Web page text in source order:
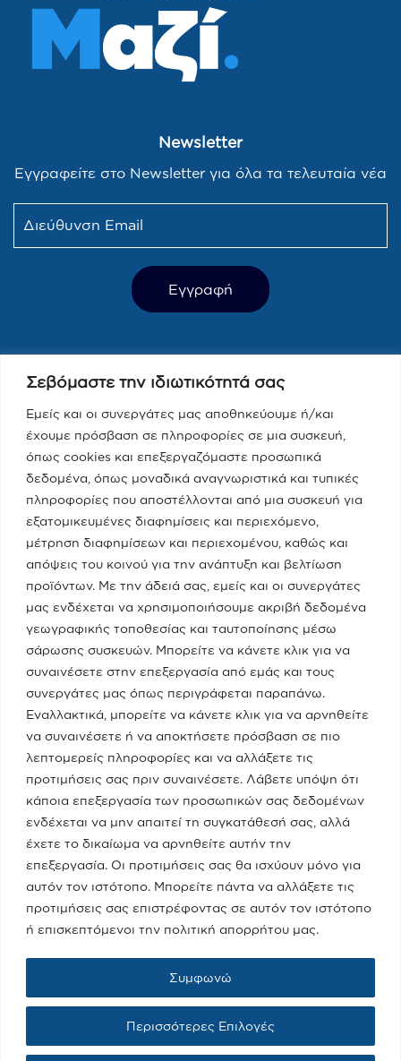
Σεβόμαστε την ιδιωτικότητά σας
Εμείς και οι συνεργάτες μας αποθηκεύουμε ή/και
έχουμε πρόσβαση σε πληροφορίες σε μια συσκευή,
όπως cookies και επεξεργαζόμαστε προσωπικά
δεδομένα, όπως μοναδικά αναγνωριστικά και τυπικές
πληροφορίες που αποστέλλονται από μια συσκευή για
εξατομικευμένες διαφημίσεις και περιεχόμενο,
μέτρηση διαφημίσεων και περιεχομένου, καθώς και
απόψεις του κοινού για την ανάπτυξη και βελτίωση
προϊόντων. Με την άδειά σας, εμείς και οι συνεργάτες
μας ενδέχεται να χρησιμοποιήσουμε ακριβή δεδομένα
γεωγραφικής τοποθεσίας και ταυτοποίησης μέσω
σάρωσης συσκευών. Μπορείτε να κάνετε κλικ για να
συναινέσετε στην επεξεργασία από εμάς και τους
συνεργάτες μας όπως περιγράφεται παραπάνω.
Εναλλακτικά, μπορείτε να κάνετε κλικ για να αρνηθείτε
να συναινέσετε ή να αποκτήσετε πρόσβαση σε πιο
λεπτομερείς πληροφορίες και να αλλάξετε τις
προτιμήσεις σας πριν συναινέσετε. Λάβετε υπόψη ότι
κάποια επεξεργασία των προσωπικών σας δεδομένων
ενδέχεται να μην απαιτεί τη συγκατάθεσή σας, αλλά
έχετε το δικαίωμα να αρνηθείτε αυτήν την
επεξεργασία. Οι προτιμήσεις σας θα ισχύουν μόνο για
αυτόν τον ιστότοπο. Μπορείτε πάντα να αλλάξετε τις
προτιμήσεις σας επιστρέφοντας σε αυτόν τον ιστότοπο
ή επισκεπτόμενοι την πολιτική απορρήτου μας.
Περισσότερες Επιλογές
Συμφωνώ
Newsletter
Εγγραφείτε στο Newsletter για όλα τα τελευταία νέα
Παραπολιτικά 90.1 / Δημήτρης
Τάκης, Χριστίνα Κοραή
08/05/2023
Real fm / Νίκος Χατζηνικολάου
05/05/2023
Κατηγορίες
Ποια Είμαι
Το Υπουργείο
Πειραιάς - Νησιά
Media
Επικοινωνία
Όροι Χρήσης
Πολιτική Cookies